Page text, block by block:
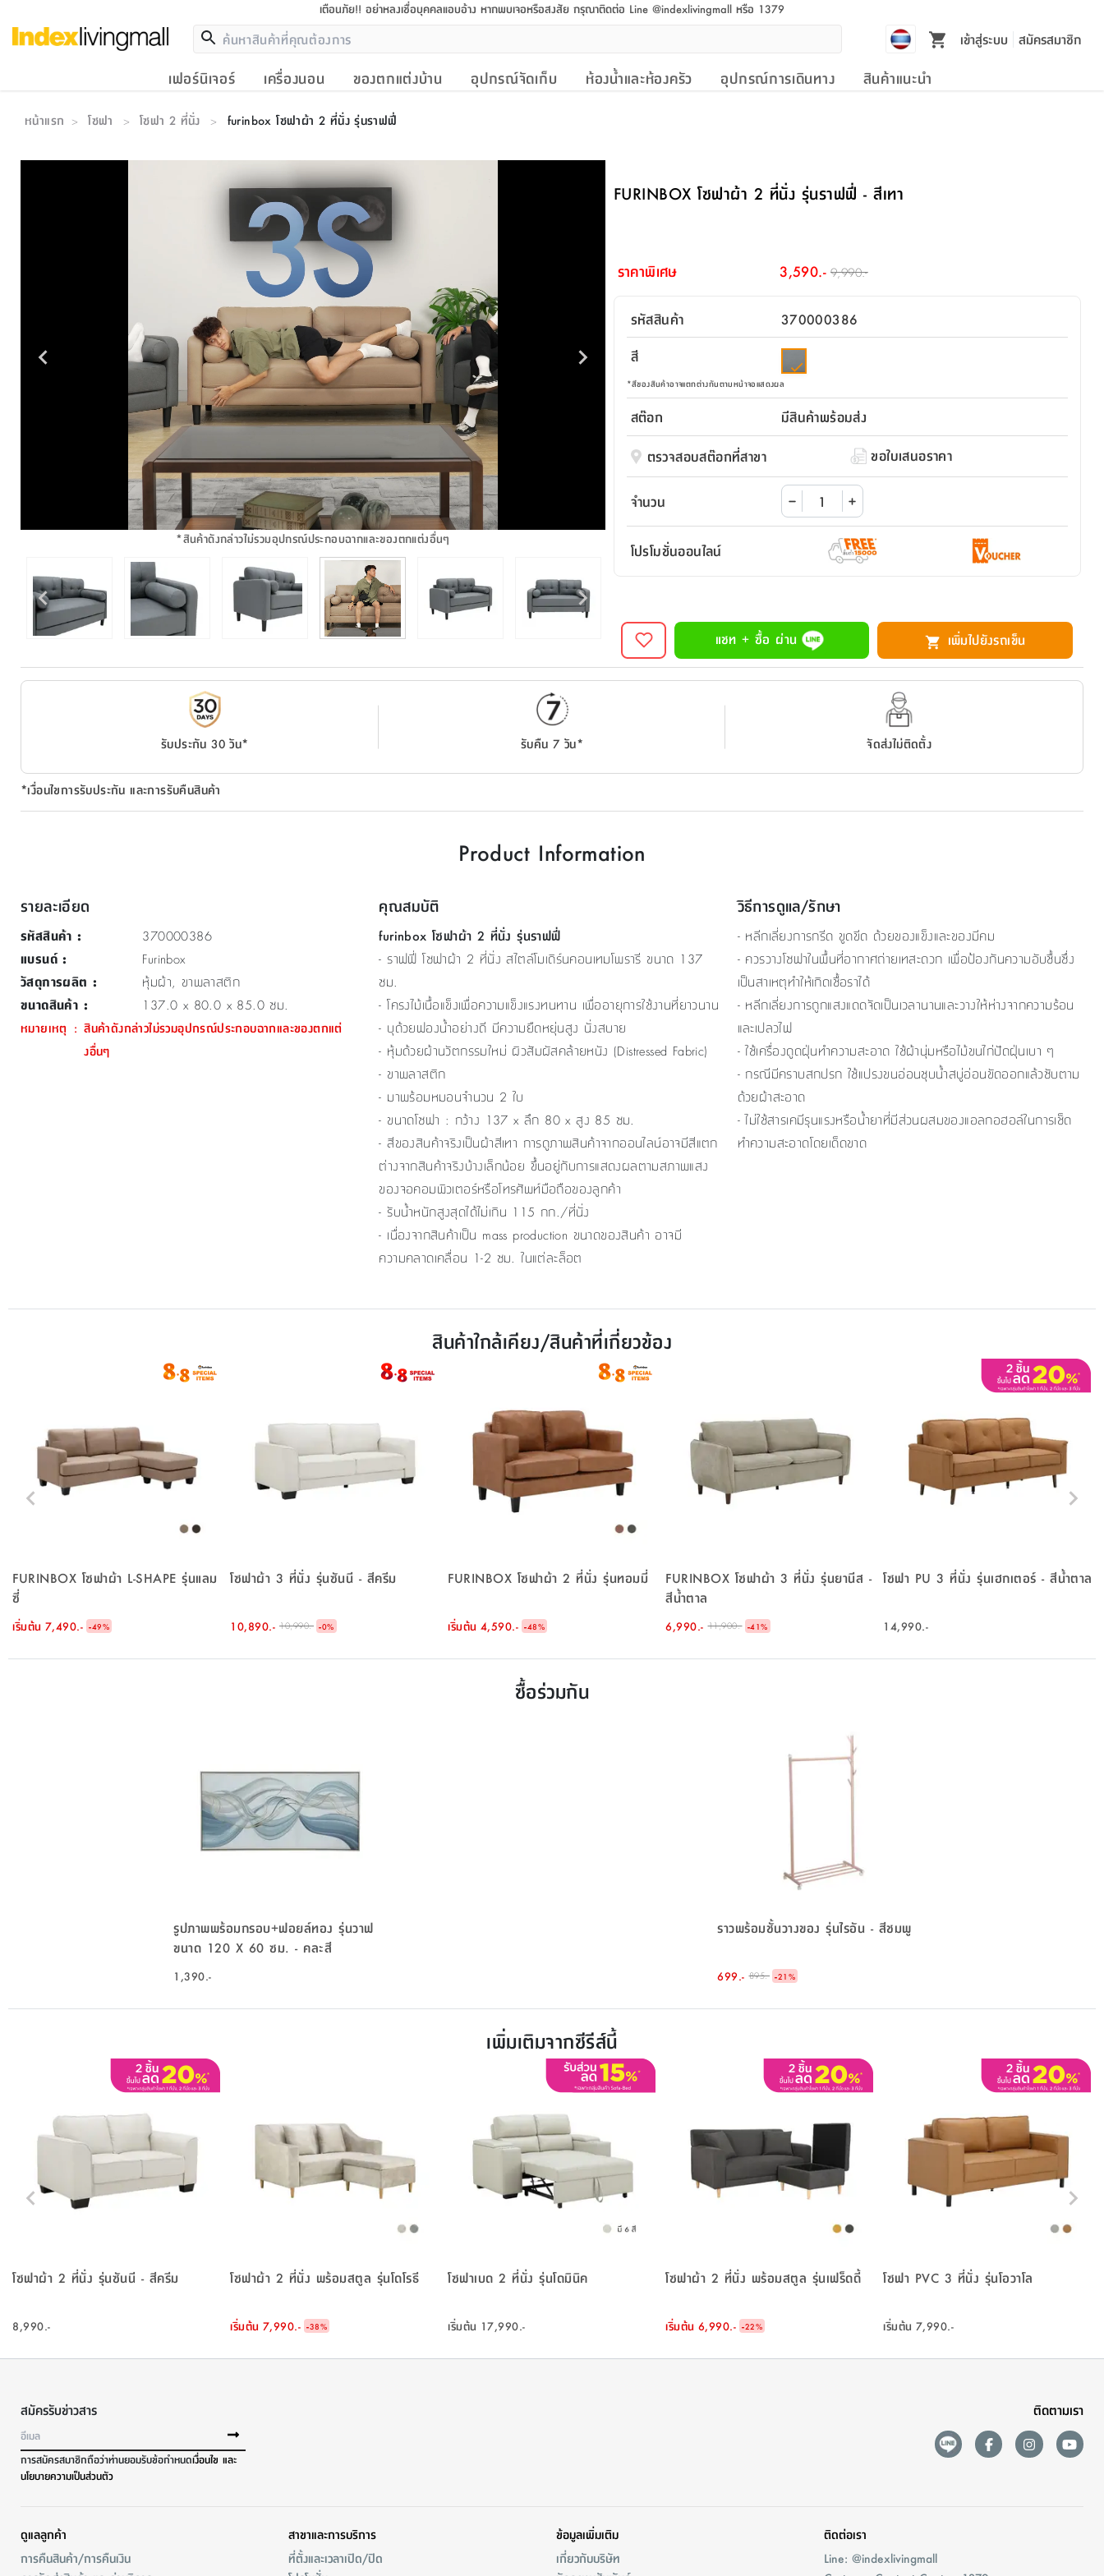
เตือนภัย!! อย่าหลงเชื่อบุคคลแอบอ้าง หากพบเจอหรือสงสัย กรุณาติดต่อ Line @indexlivingmall หรือ 1379
เข้าสู่ระบบ สมัครสมาชิก
เฟอร์นิเจอร์ เครื่องนอน ของตกแต่งบ้าน อุปกรณ์จัดเก็บ ห้องน้ำและห้องครัว อุปกรณ์การเดินทาง สินค้าแนะนำ
หน้าแรก > โซฟา > โซฟา 2 ที่นั่ง > furinbox โซฟาผ้า 2 ที่นั่ง รุ่นราฟฟี่
*สินค้าดังกล่าวไม่รวมอุปกรณ์ประกอบฉากและของตกแต่งอื่นๆ
FURINBOX โซฟาผ้า 2 ที่นั่ง รุ่นราฟฟี่ - สีเทา
ราคาพิเศษ 3,590.- 9,990.-
รหัสสินค้า
370000386
สี
*สีของสินค้าอาจแตกต่างกันตามหน้าจอแสดงผล
สต๊อก
มีสินค้าพร้อมส่ง
ตรวจสอบสต๊อกที่สาขา
ขอใบเสนอราคา
จำนวน
โปรโมชั่นออนไลน์
แชท + ซื้อ ผ่าน เพิ่มไปยังรถเข็น
รับประกัน 30 วัน* รับคืน 7 วัน* จัดส่งไม่ติดตั้ง
*เงื่อนไขการรับประกัน และการรับคืนสินค้า
Product Information
รายละเอียด
รหัสสินค้า :
370000386
แบรนด์:
Furinbox
วัสดุการผลิต :
หุ้มผ้า, ขาพลาสติก
ขนาดสินค้า : 137.0 x 80.0 x 85.0 ซม.
หมายเหตุ : สินค้าดังกล่าวไม่รวมอุปกรณ์ประกอบฉากและของตกแต่
งอื่นๆ
คุณสมบัติ
furinbox โซฟาผ้า 2 ที่นั่ง รุ่นราฟฟี่
- ราฟฟี่ โซฟาผ้า 2 ที่นั่ง สไตล์โมเดิร์นคอนเทมโพรารี ขนาด 137
ซม.
- โครงไม้เนื้อแข็งเพื่อความแข็งแรงทนทาน เพื่ออายุการใช้งานที่ยาวนาน
- บุด้วยฟองน้ำอย่างดี มีความยืดหยุ่นสูง นั่งสบาย
- หุ้มด้วยผ้านวัตกรรมใหม่ ผิวสัมผัสคล้ายหนัง (Distressed Fabric)
- ขาพลาสติก
- มาพร้อมหมอนจำนวน 2 ใบ
- ขนาดโซฟา : กว้าง 137 x ลึก 80 x สูง 85 ซม.
- สีของสินค้าจริงเป็นผ้าสีเทา การดูภาพสินค้าจากออนไลน์อาจมีสีแตก
ต่างจากสินค้าจริงบ้างเล็กน้อย ขึ้นอยู่กับการแสดงผลตามสภาพแสง
ของจอคอมพิวเตอร์หรือโทรศัพท์มือถือของลูกค้า
- รับน้ำหนักสูงสุดได้ไม่เกิน 115 กก./ที่นั่ง
- เนื่องจากสินค้าเป็น mass production ขนาดของสินค้า อาจมี
ความคลาดเคลื่อน 1-2 ซม. ในแต่ละล็อต
วิธีการดูแล/รักษา
- หลีกเลี่ยงการกรีด ขูดขีด ด้วยของแข็งและของมีคม
- ควรวางโซฟาในพื้นที่อากาศถ่ายเทสะดวก เพื่อป้องกันความอับชื้นซึ่ง
เป็นสาเหตุทำให้เกิดเชื้อราได้
- หลีกเลี่ยงการถูกแสงแดดจัดเป็นเวลานานและวางให้ห่างจากความร้อน
และเปลวไฟ
- ใช้เครื่องดูดฝุ่นทำความสะอาด ใช้ผ้านุ่มหรือไม้ขนไก่ปัดฝุ่นเบา ๆ
- กรณีมีคราบสกปรก ใช้แปรงขนอ่อนชุบน้ำสบู่อ่อนขัดออกแล้วซับตาม
ด้วยผ้าสะอาด
- ไม่ใช้สารเคมีรุนแรงหรือน้ำยาที่มีส่วนผสมของแอลกอฮอล์ในการเช็ด
ทำความสะอาดโดยเด็ดขาด
สินค้าใกล้เคียง/สินค้าที่เกี่ยวข้อง
FURINBOX โซฟาผ้า L-SHAPE รุ่นแลม
ซี่
เริ่มต้น 7,490.- -49%
โซฟาผ้า 3 ที่นั่ง รุ่นซันนี - สีครีม
10,890.- 10,990.- -0%
FURINBOX โซฟาผ้า 2 ที่นั่ง รุ่นทอมมี่
เริ่มต้น 4,590.- -48%
FURINBOX โซฟาผ้า 3 ที่นั่ง รุ่นยานีส -
สีน้ำตาล
6,990.- 11,900.- -41%
โซฟา PU 3 ที่นั่ง รุ่นเฮกเตอร์ - สีน้ำตาล
14,990.-
ซื้อร่วมกัน
รูปภาพพร้อมกรอบ+ฟอยล์ทอง รุ่นวาฟ
ขนาด 120 X 60 ซม. - คละสี
1,390.-
ราวพร้อมชั้นวางของ รุ่นไรอัน - สีชมพู
699.- 895.- -21 %
เพิ่มเติมจากซีรีส์นี้
โซฟาผ้า 2 ที่นั่ง รุ่นซันนี - สีครีม
8,990.-
โซฟาผ้า 2 ที่นั่ง พร้อมสตูล รุ่นโดโรธี
เริ่มต้น 7,990.- -38%
โซฟาเบด 2 ที่นั่ง รุ่นโดมินิค
เริ่มต้น 17,990.-
โซฟาผ้า 2 ที่นั่ง พร้อมสตูล รุ่นเฟร็ดดี้
เริ่มต้น 6,990.- -22%
โซฟา PVC 3 ที่นั่ง รุ่นโอวาโล
เริ่มต้น 7,990.-
สมัครรับข่าวสาร
การสมัครสมาชิกถือว่าท่านยอมรับข้อกำหนดเงื่อนไข และ
นโยบายความเป็นส่วนตัว
ติดตามเรา
ดูแลลูกค้า
การคืนสินค้า/การคืนเงิน
สาขาและการบริการ
ที่ตั้งและเวลาเปิด/ปิด
ข้อมูลเพิ่มเติม
เกี่ยวกับบริษัท
ติดต่อเรา
Line: @indexlivingmall